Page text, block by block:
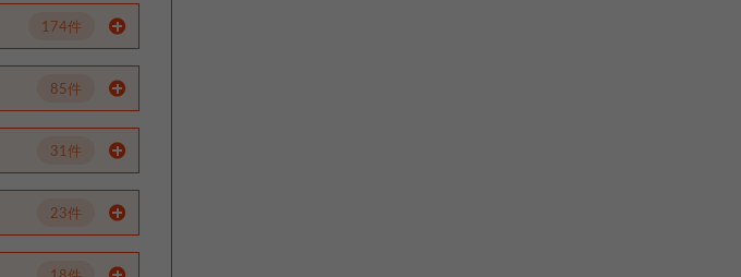
174件
85件
31件
23件